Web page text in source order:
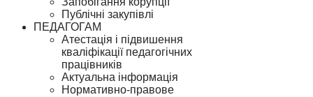
Публічні закупівлі
ПЕДАГОГАМ
Атестація і підвишення
кваліфікації педагогічних
працівників
Актуальна інформація
Нормативно-правове